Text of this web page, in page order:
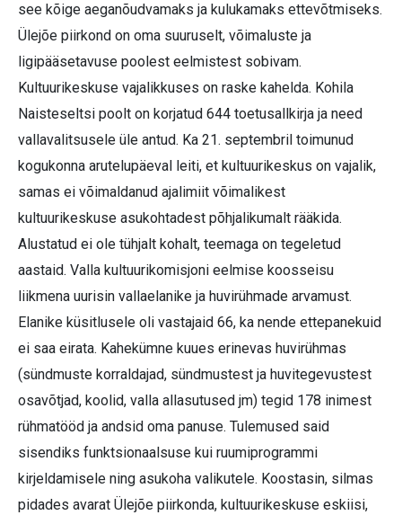
see kõige aeganõudvamaks ja kulukamaks ettevõtmiseks.
Ülejõe piirkond on oma suuruselt, võimaluste ja
ligipääsetavuse poolest eelmistest sobivam.
Kultuurikeskuse vajalikkuses on raske kahelda. Kohila
Naisteseltsi poolt on korjatud 644 toetusallkirja ja need
valla­valitsusele üle antud. Ka 21. septembril toimunud
kogukonna arutelupäeval leiti, et kultuurikeskus on vajalik,
samas ei võimaldanud ajalimiit võimalikest
kultuurikeskuse asukohtadest põhjalikumalt rääkida.
Alustatud ei ole tühjalt kohalt, teemaga on tegeletud
aastaid. Valla kultuurikomisjoni eelmise koosseisu
liikmena uurisin vallaelanike ja huvirühmade arvamust.
Elanike küsitlusele oli vastajaid 66, ka nende ettepanekuid
ei saa eirata. Kahekümne kuues erinevas huvirühmas
(sündmuste korraldajad, sündmustest ja huvitegevustest
osavõtjad, koolid, valla allasutused jm) tegid 178 inimest
rühmatööd ja andsid oma panuse. Tulemused said
sisendiks funktsionaalsuse kui ruumiprogrammi
kirjeldamisele ning asukoha valikutele. Koostasin, silmas
pidades avarat Ülejõe piirkonda, kultuurikeskuse eskiisi,